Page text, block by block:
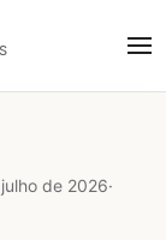
de 2026·